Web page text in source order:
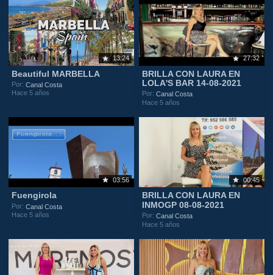
13:24
Beautiful MARBELLA
Por:Canal Costa
Hace 5 años
27:32
BRILLA CON LAURA EN
LOLA'S BAR 14-08-2021
Por:Canal Costa
Hace 5 años
03:56
Fuengirola
Por:Canal Costa
Hace 5 años
00:45
BRILLA CON LAURA EN
INMOGP 08-08-2021
Por:Canal Costa
Hace 5 años